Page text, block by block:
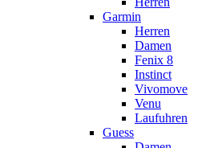
Garmin
Herren
Damen
Fenix 8
Instinct
Vivomove
Venu
Laufuhren
Guess